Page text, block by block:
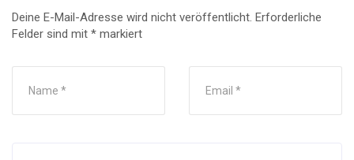
Deine E-Mail-Adresse wird nicht veröffentlicht. Erforderliche
Felder sind mit * markiert